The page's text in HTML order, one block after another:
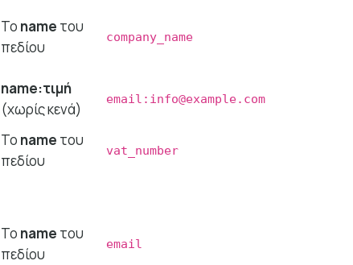
Το name του
πεδίου
company_name
name:τιμή
(χωρίς κενά)
email:info@example.com
Το name του
πεδίου
vat_number
Το name του
πεδίου
email